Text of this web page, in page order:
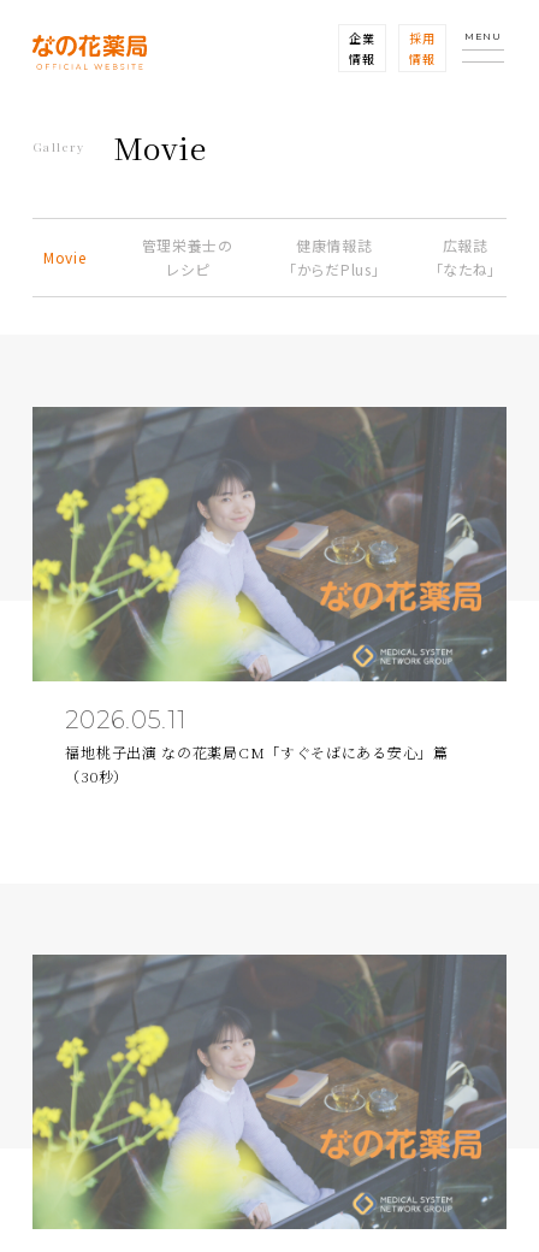
企業
情報
採用
情報
MENU
Gallery Movie
Movie
管理栄養士の
レシピ
健康情報誌
「からだPlus」
広報誌
「なたね」
2026.05.11
福地桃子出演 なの花薬局CM「すぐそばにある安心」篇
（30秒）